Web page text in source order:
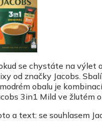
se chystáte na výlet
od značky Jacobs.
obalu je
3in1 Mild ve žlutém
a text: se souhlasem